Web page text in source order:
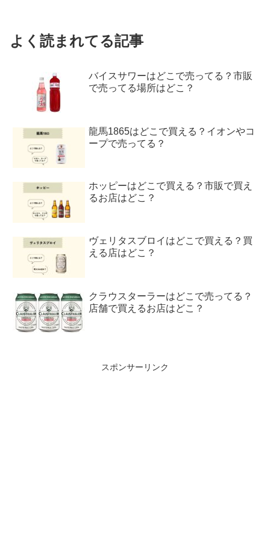
よく読まれてる記事
バイスサワーはどこで売ってる？市販
で売ってる場所はどこ？
龍馬1865はどこで買える？イオンやコ
ープで売ってる？
ホッピーはどこで買える？市販で買え
るお店はどこ？
ヴェリタスブロイはどこで買える？買
える店はどこ？
クラウスターラーはどこで売ってる？
店舗で買えるお店はどこ？
スポンサーリンク